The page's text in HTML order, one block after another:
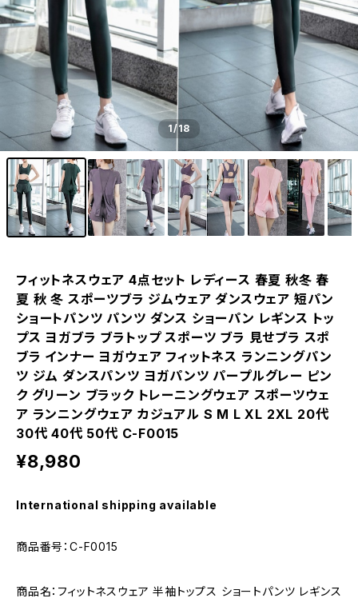
1/18
フィットネスウェア 4点セット レディース 春夏 秋冬 春
夏 秋 冬 スポーツブラ ジムウェア ダンスウェア 短パン
ショートパンツ パンツ ダンス ショーパン レギンス トッ
プス ヨガブラ ブラトップ スポーツ ブラ 見せブラ スポ
ブラ インナー ヨガウェア フィットネス ランニングパン
ツ ジム ダンスパンツ ヨガパンツ パープルグレー ピン
ク グリーン ブラック トレーニングウェア スポーツウェ
ア ランニングウェア カジュアル S M L XL 2XL 20代
30代 40代 50代 C-F0015
¥8,980
International shipping available
商品番号：C-F0015
商品名：フィットネスウェア 半袖トップス ショートパンツ レギンス